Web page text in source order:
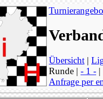
Übersicht |
Runde | - 1 - |
Anfrage per